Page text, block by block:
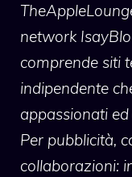
network
comprende siti
indipendente
appassionati
Per pubblicità,
collaborazioni: